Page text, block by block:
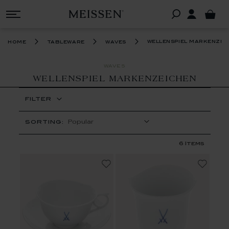
home tableware waves wellenspiel
WAVES
WELLENSPIEL MARKENZEICHEN
FILTER
SORTING:
6 Items